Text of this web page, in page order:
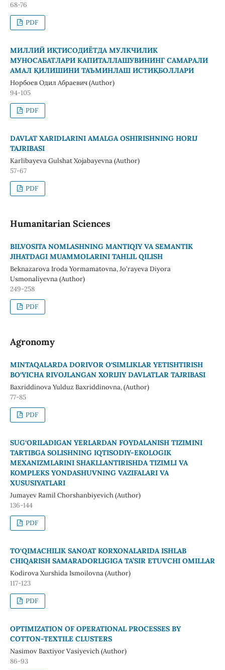
68-76
PDF
МИЛЛИЙ ИҚТИСОДИЁТДА МУЛКЧИЛИК
МУНОСАБАТЛАРИ КАПИТАЛЛАШУВИНИНГ САМАРАЛИ
АМАЛ ҚИЛИШИНИ ТАЪМИНЛАШ ИСТИҚБОЛЛАРИ
Норбоев Одил Абраевич (Author)
94-105
PDF
DAVLAT XARIDLARINI AMALGA OSHIRISHNING HORIJ
TAJRIBASI
Karlibayeva Gulshat Xojabayevna (Author)
57-67
PDF
Humanitarian Sciences
BILVOSITA NOMLASHNING MANTIQIY VA SEMANTIK
JIHATDAGI MUAMMOLARINI TAHLIL QILISH
Beknazarova Iroda Yormamatovna, Jo‘rayeva Diyora
Usmonaliyevna (Author)
249-258
PDF
Agronomy
MINTAQALARDA DORIVOR O‘SIMLIKLAR YETISHTIRISH
BO‘YICHA RIVOJLANGAN XORIJIY DAVLATLAR TAJRIBASI
Baxriddinova Yulduz Baxriddinovna, (Author)
77-85
PDF
SUG‘ORILADIGAN YERLARDAN FOYDALANISH TIZIMINI
TARTIBGA SOLISHNING IQTISODIY-EKOLOGIK
MEXANIZMLARINI SHAKLLANTIRISHDA TIZIMLI VA
KOMPLEKS YONDASHUVNING VAZIFALARI VA
XUSUSIYATLARI
Jumayev Ramil Chorshanbiyevich (Author)
136-144
PDF
TO‘QIMACHILIK SANOAT KORXONALARIDA ISHLAB
CHIQARISH SAMARADORLIGIGA TA’SIR ETUVCHI OMILLAR
Kodirova Xurshida Ismoilovna (Author)
117-123
PDF
OPTIMIZATION OF OPERATIONAL PROCESSES BY
COTTON-TEXTILE CLUSTERS
Nasimov Baxtiyor Vasiyevich (Author)
86-93